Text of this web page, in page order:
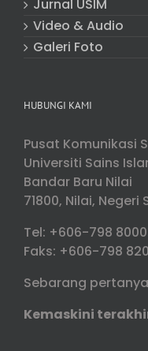
Jurnal USIM
Video & Audio
Galeri Foto
HUBUNGI KAMI
Pusat Komunikasi
Universiti Sains
Bandar Baru Nilai
71800, Nilai,
Tel: +606-798 8000
Faks: +606-798
Sebarang
Kemaskini